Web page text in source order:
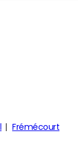
Frémécourt